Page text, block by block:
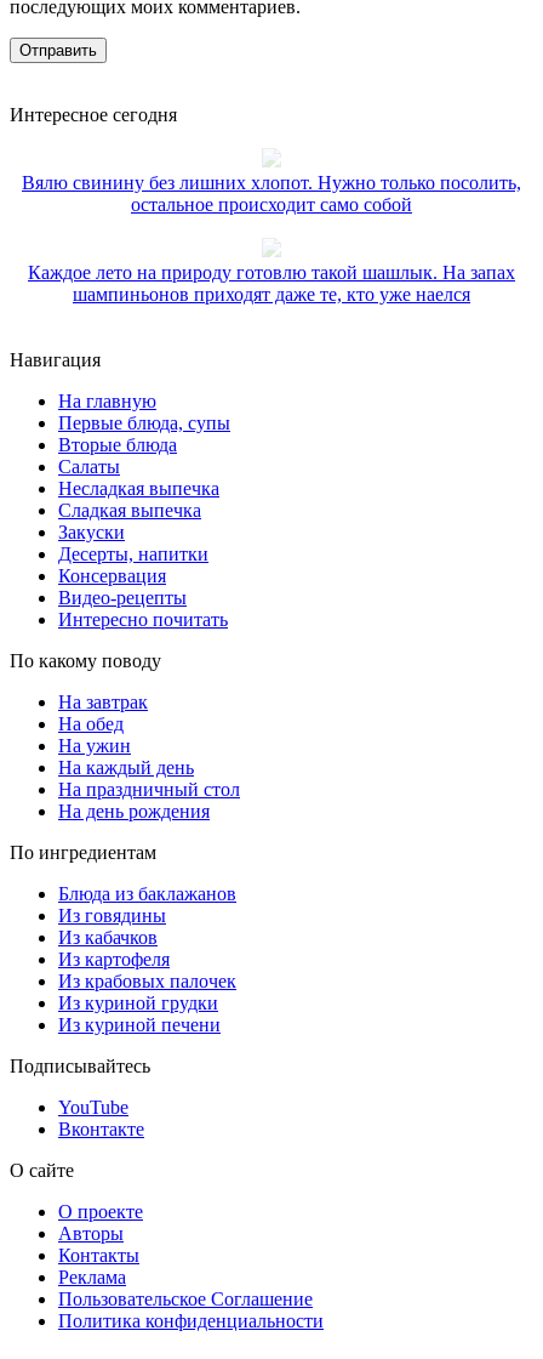
последующих моих комментариев.
Интересное сегодня
Вялю свинину без лишних хлопот. Нужно только посолить,
остальное происходит само собой
Каждое лето на природу готовлю такой шашлык. На запах
шампиньонов приходят даже те, кто уже наелся
Навигация
На главную
Первые блюда, супы
Вторые блюда
Салаты
Несладкая выпечка
Сладкая выпечка
Закуски
Десерты, напитки
Консервация
Видео-рецепты
Интересно почитать
По какому поводу
На завтрак
На обед
На ужин
На каждый день
На праздничный стол
На день рождения
По ингредиентам
Блюда из баклажанов
Из говядины
Из кабачков
Из картофеля
Из крабовых палочек
Из куриной грудки
Из куриной печени
Подписывайтесь
YouTube
Вконтакте
О сайте
О проекте
Авторы
Контакты
Реклама
Пользовательское Соглашение
Политика конфиденциальности